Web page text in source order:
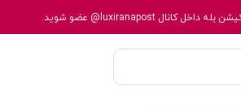
بله داخل کانال@luxiranapost عضو شوید.